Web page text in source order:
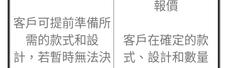
和設計
客戶可提前準備所
報價